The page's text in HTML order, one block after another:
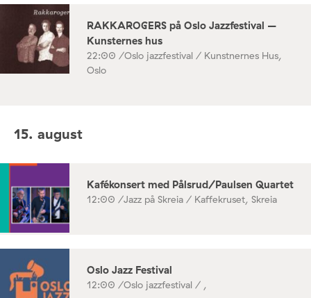
RAKKAROGERS på Oslo Jazzfestival –
Kunsternes hus
22:00 /Oslo jazzfestival / Kunstnernes Hus,
Oslo
15. august
Kafékonsert med Pålsrud/Paulsen Quartet
12:00 /Jazz på Skreia / Kaffekruset, Skreia
Oslo Jazz Festival
12:00 /Oslo jazzfestival / ,